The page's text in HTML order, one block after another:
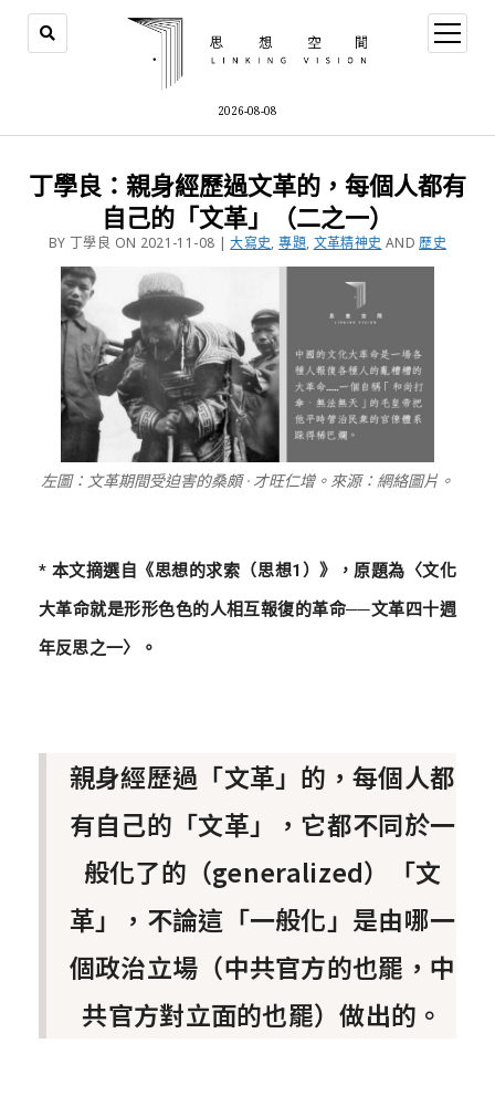
2026-08-08
丁學良：親身經歷過文革的，每個人都有
自己的「文革」（二之一）
BY 丁學良 ON 2021-11-08 |大寫史,專題, 文革精神史 AND歷史
左圖：文革期間受迫害的桑頗 · 才旺仁增。來源：網絡圖片。
* 本文摘選自《思想的求索（思想1）》，原題為〈文化
大革命就是形形色色的人相互報復的革命──文革四十週
年反思之一〉。
親身經歷過「文革」的，每個人都
有自己的「文革」，它都不同於一
般化了的（generalized）「文
革」，不論這「一般化」是由哪一
個政治立場（中共官方的也罷，中
共官方對立面的也罷）做出的。